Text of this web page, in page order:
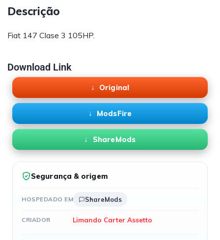
Descrição
Fiat 147 Clase 3 105HP.
Download Link
Original
ModsFire
ShareMods
Segurança & origem
HOSPEDADO EM ShareMods
CRIADOR Limando Carter Assetto